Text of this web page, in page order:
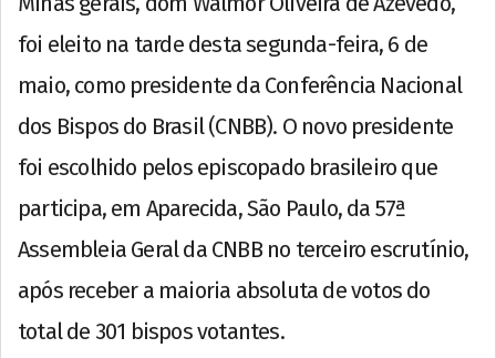
foi eleito na tarde desta segunda-feira, 6 de
maio, como presidente da Conferência Nacional
dos Bispos do Brasil (CNBB). O novo presidente
foi escolhido pelos episcopado brasileiro que
participa, em Aparecida, São Paulo, da 57ª
Assembleia Geral da CNBB no terceiro escrutínio,
após receber a maioria absoluta de votos do
total de 301 bispos votantes.